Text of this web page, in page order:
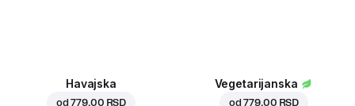
Havajska
od779,00 RSD
Vegetarijanska
od779,00 RSD